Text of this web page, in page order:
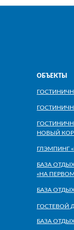
НОВЫЙ
ГЛЭМПИНГ
БАЗА
«НА
БАЗА
ГОСТЕВОЙ
БАЗА
ОБЪЕКТЫ